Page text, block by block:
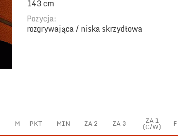
143 cm
Pozycja:
rozgrywająca / niska skrzydłowa
M PKT MIN ZA 2 ZA 3 ZA 1
(C/W) F